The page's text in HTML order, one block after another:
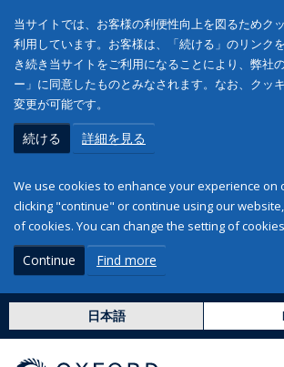
当サイトでは、お客様の利便性向上を図るためク
利用しています。お客様は、「続ける」のリンク
き続き当サイトをご利用になることにより、弊社
ー」に同意したものとみなされます。なお、クッ
変更が可能です。
続ける 詳細を見る
We use cookies to enhance your experience on
clicking "continue" or continue using our
of cookies. You can change the setting of
Continue Find more
日本語